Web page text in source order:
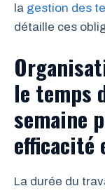
la gestion des
détaille ces
le temps
semaine
efficacité
La durée du